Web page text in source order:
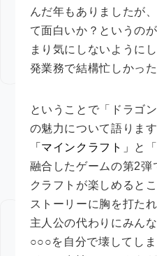
んだ年もありましたが
て面白いか？というの
まり気にしないように
発業務で結構忙しかっ
ということで「ドラゴ
の魅力について語ります
「マインクラフト」 と
融合したゲームの第2
クラフトが楽しめると
ストーリーに胸を打たれ
主人公の代わりにみん
○○○を自分で壊してし